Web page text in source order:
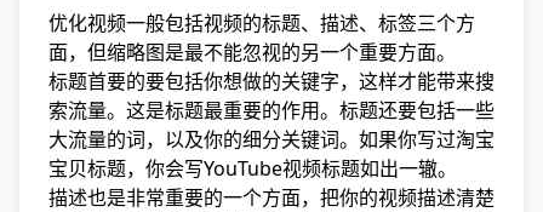
优化视频一般包括视频的标题、描述、标签三个方
面，但缩略图是最不能忽视的另一个重要方面。
标题首要的要包括你想做的关键字，这样才能带来搜
索流量。这是标题最重要的作用。标题还要包括一些
大流量的词，以及你的细分关键词。如果你写过淘宝
宝贝标题，你会写YouTube视频标题如出一辙。
描述也是非常重要的一个方面，把你的视频描述清楚